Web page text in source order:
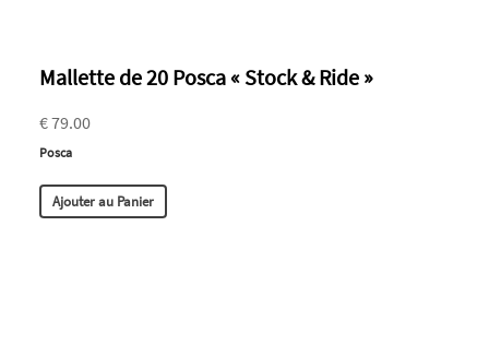
Mallette de 20 Posca « Stock & Ride »
€ 79.00
Posca
Ajouter au Panier